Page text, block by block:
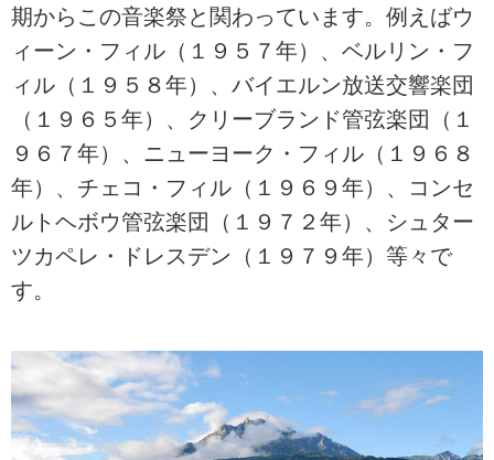
期からこの音楽祭と関わっています。例えばウ
ィーン・フィル（１９５７年）、ベルリン・フ
ィル（１９５８年）、バイエルン放送交響楽団
（１９６５年）、クリーブランド管弦楽団（１
９６７年）、ニューヨーク・フィル（１９６８
年）、チェコ・フィル（１９６９年）、コンセ
ルトヘボウ管弦楽団（１９７２年）、シュター
ツカペレ・ドレスデン（１９７９年）等々で
す。